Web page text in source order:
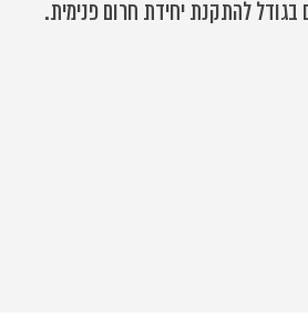
בגודל להתקנת יחידת חרום פנימית.